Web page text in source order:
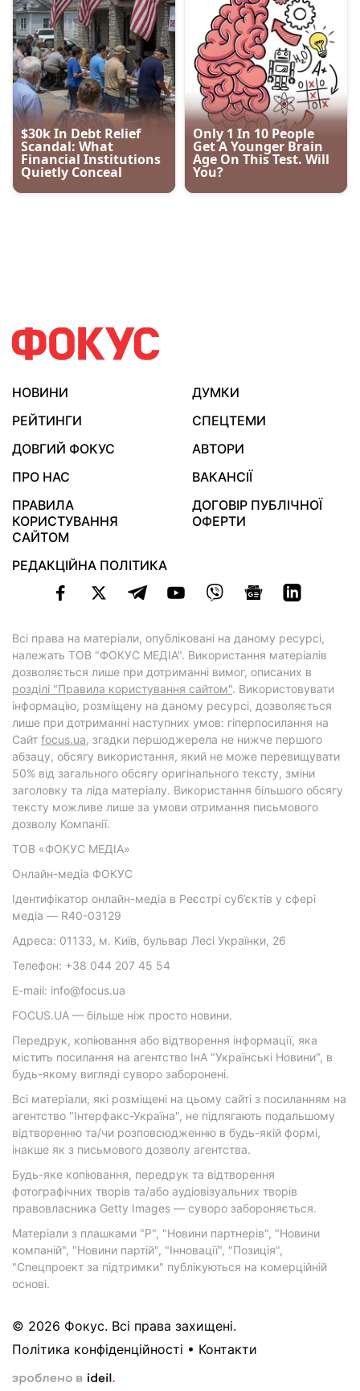
НОВИНИ
ДУМКИ
РЕЙТИНГИ
СПЕЦТЕМИ
ДОВГИЙ ФОКУС
АВТОРИ
ПРО НАС
ВАКАНСІЇ
ПРАВИЛА
КОРИСТУВАННЯ
САЙТОМ
ДОГОВІР ПУБЛІЧНОЇ
ОФЕРТИ
РЕДАКЦІЙНА ПОЛІТИКА
Всі права на матеріали, опубліковані на даному ресурсі,
належать ТОВ "ФОКУС МЕДІА". Використання матеріалів
дозволяється лише при дотриманні вимог, описаних в
розділі "Правила користування сайтом". Використовувати
інформацію, розміщену на даному ресурсі, дозволяється
лише при дотриманні наступних умов: гіперпосилання на
Cайт focus.ua, згадки першоджерела не нижче першого
абзацу, обсягу використання, який не може перевищувати
50% від загального обсягу оригінального тексту, зміни
заголовку та ліда матеріалу. Використання більшого обсягу
тексту можливе лише за умови отримання письмового
дозволу Компанії.
ТОВ «ФОКУС МЕДІА»
Онлайн-медіа ФОКУС
Ідентифікатор онлайн-медіа в Реєстрі суб’єктів у сфері
медіа — R40-03129
Адреса: 01133, м. Київ, бульвар Лесі Українки, 26
Телефон: +38 044 207 45 54
E-mail: info@focus.ua
FOCUS.UA — більше ніж просто новини.
Передрук, копіювання або відтворення інформації, яка
містить посилання на агентство ІнА "Українські Новини", в
будь-якому вигляді суворо заборонені.
Всі матеріали, які розміщені на цьому сайті з посиланням на
агентство "Інтерфакс-Україна", не підлягають подальшому
відтворенню та/чи розповсюдженню в будь-якій формі,
інакше як з письмового дозволу агентства.
Будь-яке копіювання, передрук та відтворення
фотографічних творів та/або аудіовізуальних творів
правовласника Getty Images — суворо забороняється.
Матеріали з плашками "Р", "Новини партнерів", "Новини
компаній", "Новини партій", "Інновації", "Позиція",
"Спецпроект за підтримки" публікуються на комерційній
основі.
© 2026 Фокус. Всі права захищені.
Політика конфіденційності • Контакти